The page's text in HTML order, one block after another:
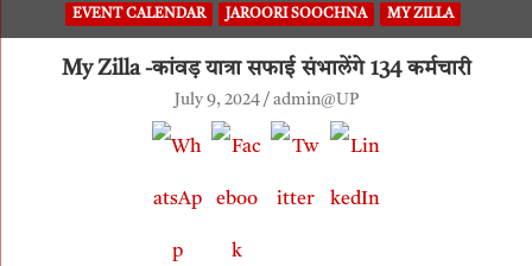
EVENT CALENDAR JAROORI SOOCHNA MY ZILLA
My Zilla -कांवड़ यात्रा सफाई संभालेंगे 134 कर्मचारी
July 9, 2024 admin@UP